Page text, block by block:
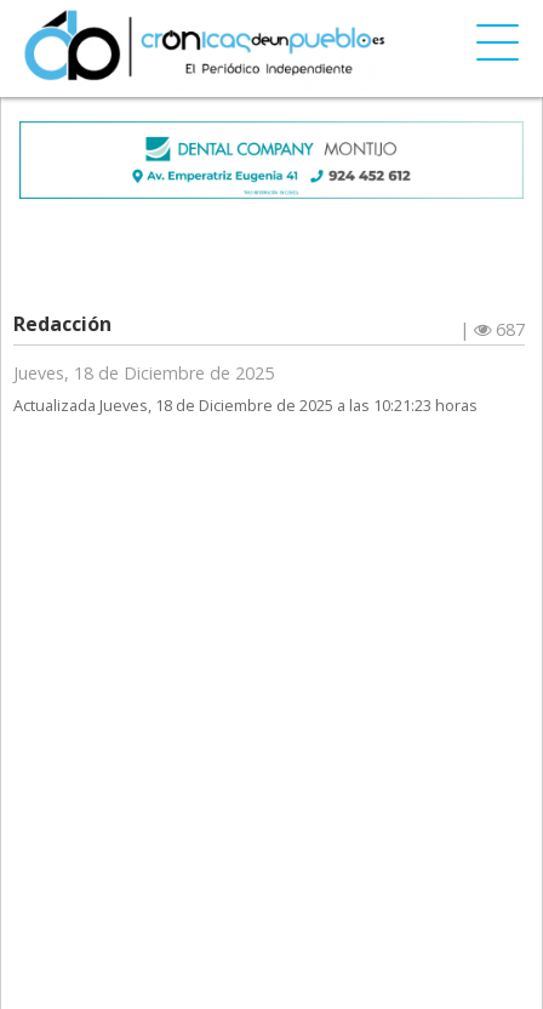
Redacción |
687
Jueves, 18 de Diciembre de 2025
Actualizada Jueves, 18 de Diciembre de 2025 a las 10:21:23 horas